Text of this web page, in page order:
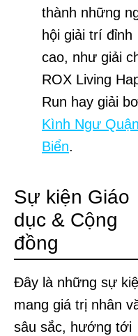
thành những
hội giải trí đỉnh
cao, như giải
ROX Living
Run hay giải
Kình Ngư Quận
Biển.
Sự kiện Giáo
dục & Cộng
đồng
Đây là những sự
mang giá trị nhân
sâu sắc, hướng tới